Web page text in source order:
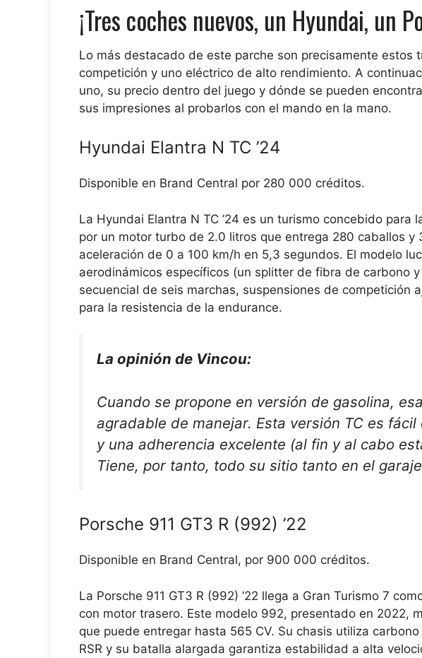
¡Tres coches nuevos, un Hyundai, un
Lo más destacado de este parche son precisamente estos
competición y uno eléctrico de alto rendimiento. A
uno, su precio dentro del juego y dónde se pueden
sus impresiones al probarlos con el mando en la mano.
Hyundai Elantra N TC ’24
Disponible en Brand Central por 280 000 créditos.
La Hyundai Elantra N TC ’24 es un turismo concebido para
por un motor turbo de 2.0 litros que entrega 280 caballos y
aceleración de 0 a 100 km/h en 5,3 segundos. El modelo
aerodinámicos específicos (un splitter de fibra de carbono
secuencial de seis marchas, suspensiones de competición
para la resistencia de la endurance.
La opinión de Vincou:
Cuando se propone en versión de gasolina,
agradable de manejar. Esta versión TC es
y una adherencia excelente (al fin y al cabo
Tiene, por tanto, todo su sitio tanto en el
Porsche 911 GT3 R (992) ’22
Disponible en Brand Central, por 900 000 créditos.
La Porsche 911 GT3 R (992) ’22 llega a Gran Turismo 7
con motor trasero. Este modelo 992, presentado en 2022,
que puede entregar hasta 565 CV. Su chasis utiliza
RSR y su batalla alargada garantiza estabilidad a alta